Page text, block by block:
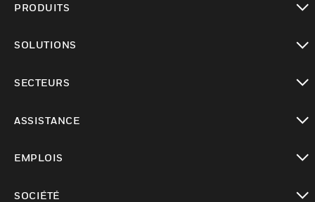
PRODUITS
SOLUTIONS
SECTEURS
ASSISTANCE
EMPLOIS
SOCIÉTÉ